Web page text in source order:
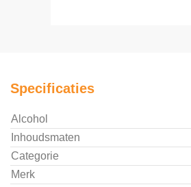
Specificaties
Alcohol
Inhoudsmaten
Categorie
Merk